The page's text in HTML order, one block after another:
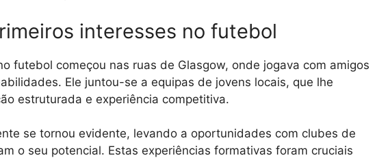
interesses no futebol
futebol começou nas ruas de Glasgow, onde jogava com amigos
Ele juntou-se a equipas de jovens locais, que lhe
estruturada e experiência competitiva.
se tornou evidente, levando a oportunidades com clubes de
o seu potencial. Estas experiências formativas foram cruciais